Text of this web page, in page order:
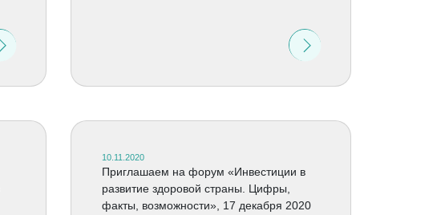
10.11.2020
Приглашаем на форум «Инвестиции в
развитие здоровой страны. Цифры,
факты, возможности», 17 декабря 2020